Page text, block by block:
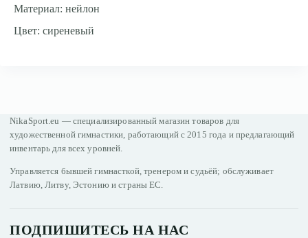
Материал: нейлон
Цвет: сиреневый
NikaSport.eu — специализированный магазин товаров для
художественной гимнастики, работающий с 2015 года и предлагающий
инвентарь для всех уровней.
Управляется бывшей гимнасткой, тренером и судьёй; обслуживает
Латвию, Литву, Эстонию и страны ЕС.
ПОДПИШИТЕСЬ НА НАС